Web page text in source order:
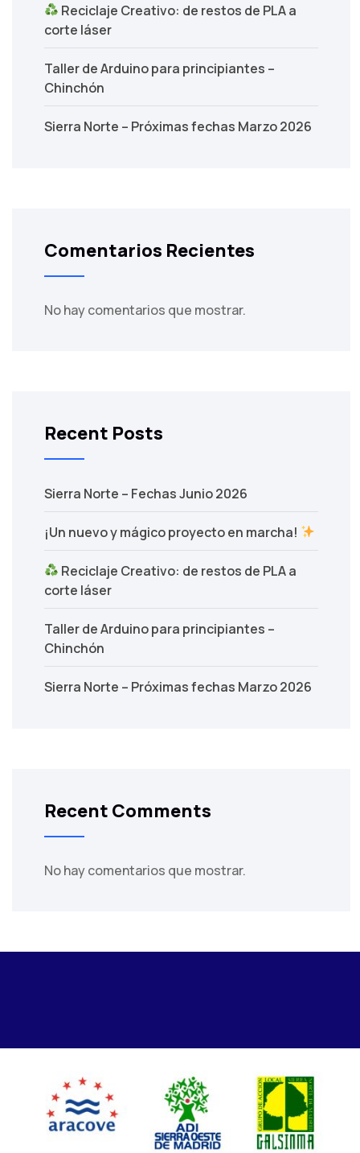
Reciclaje Creativo: de restos de PLA a
corte láser
Taller de Arduino para principiantes –
Chinchón
Sierra Norte – Próximas fechas Marzo 2026
Comentarios Recientes
No hay comentarios que mostrar.
Recent Posts
Sierra Norte – Fechas Junio 2026
¡Un nuevo y mágico proyecto en marcha!
Reciclaje Creativo: de restos de PLA a
corte láser
Taller de Arduino para principiantes –
Chinchón
Sierra Norte – Próximas fechas Marzo 2026
Recent Comments
No hay comentarios que mostrar.